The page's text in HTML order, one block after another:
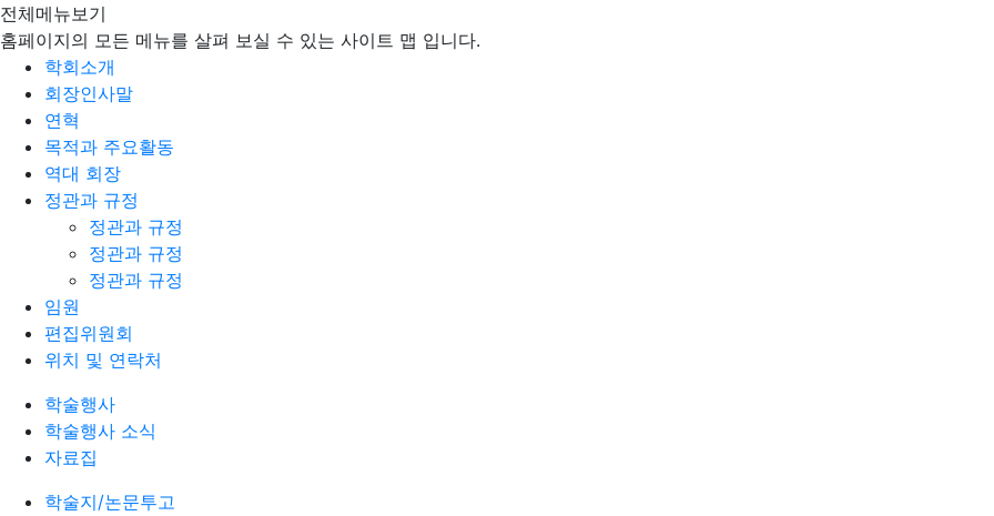
전체메뉴보기
홈페이지의 모든 메뉴를 살펴 보실 수 있는 사이트 맵 입니다.
학회소개
회장인사말
연혁
목적과 주요활동
역대 회장
정관과 규정
정관과 규정
정관과 규정
정관과 규정
임원
편집위원회
위치 및 연락처
학술행사
학술행사 소식
자료집
학술지/논문투고